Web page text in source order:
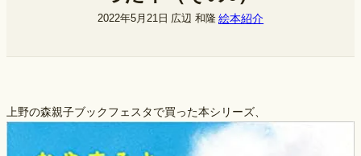
2022年5月21日 広辺 和隆 絵本紹介
上野の森親子ブックフェスタで買った本シリーズ、